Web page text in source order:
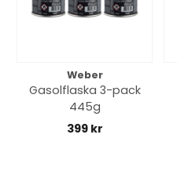
Weber
Gasolflaska 3-pack
445g
399 kr